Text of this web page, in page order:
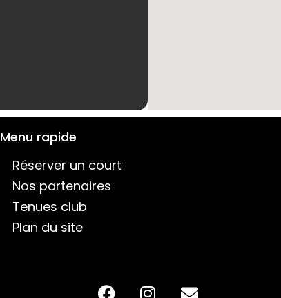
Menu rapide
Réserver un court
Nos partenaires
Tenues club
Plan du site